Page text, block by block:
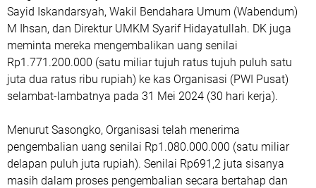
Sayid Iskandarsyah, Wakil Bendahara Umum (Wabendum)
M Ihsan, dan Direktur UMKM Syarif Hidayatullah. DK juga
meminta mereka mengembalikan uang senilai
Rp1.771.200.000 (satu miliar tujuh ratus tujuh puluh satu
juta dua ratus ribu rupiah) ke kas Organisasi (PWI Pusat)
selambat-lambatnya pada 31 Mei 2024 (30 hari kerja).
Menurut Sasongko, Organisasi telah menerima
pengembalian uang senilai Rp1.080.000.000 (satu miliar
delapan puluh juta rupiah). Senilai Rp691,2 juta sisanya
masih dalam proses pengembalian secara bertahap dan